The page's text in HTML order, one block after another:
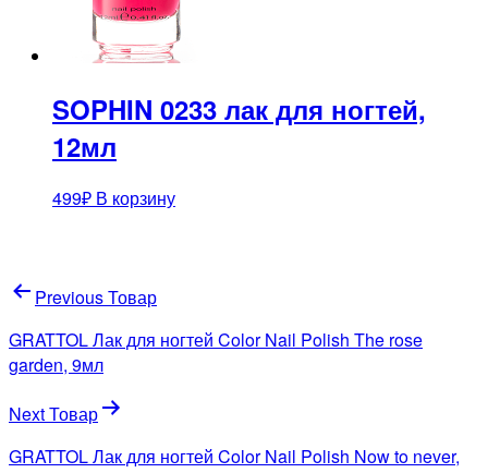
SOPHIN 0233 лак для ногтей,
12мл
499₽ В корзину
Навигация
по
записям
Previous Товар
GRATTOL Лак для ногтей Color Nail Polish The rose
garden, 9мл
Next Товар
GRATTOL Лак для ногтей Color Nail Polish Now to never,